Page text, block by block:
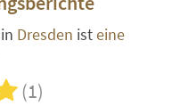
in Dresden isteine
(1)